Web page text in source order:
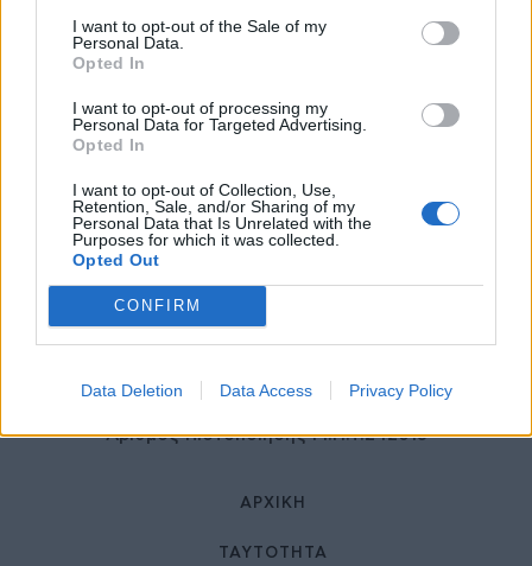
I want to opt-out of the Sale of my
Personal Data.
Opted In
I want to opt-out of processing my
Personal Data for Targeted Advertising.
Opted In
I want to opt-out of Collection, Use,
Retention, Sale, and/or Sharing of my
Personal Data that Is Unrelated with the
Purposes for which it was collected.
Opted Out
CONFIRM
Data Deletion Data Access Privacy Policy
27 Φεβρουαρίου 2026
© HealthStories - All rights reserved.
Αριθμός Πιστοποίησης Μ.Η.Τ.242013
ΑΡΧΙΚΉ
ΤΑΥΤΌΤΗΤΑ